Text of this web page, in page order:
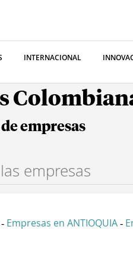
INTERNACIONAL
empresas
- Empresas en ANTIOQUIA -